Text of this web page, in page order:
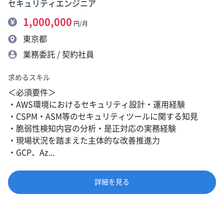
セキュリティエンジニア
1,000,000 円/月
東京都
業務委託 / 契約社員
求めるスキル
＜必須要件＞
・AWS環境におけるセキュリティ設計・運用経験
・CSPM・ASM等のセキュリティツールに関する知見
・脆弱性検知内容の分析・是正対応の実務経験
・現場状況を踏まえた主体的な改善推進力
・GCP、Az...
詳細を見る